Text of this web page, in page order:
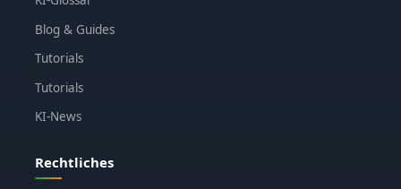
Blog & Guides
Tutorials
Tutorials
KI-News
Rechtliches